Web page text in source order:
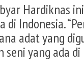
Hardiknas
di Indonesia.
adat yang
yang ada